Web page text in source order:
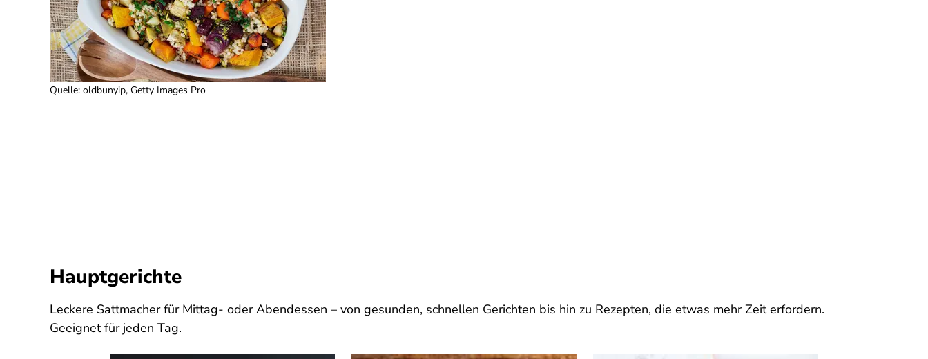
Quelle: oldbunyip, Getty Images Pro
Hauptgerichte
Leckere Sattmacher für Mittag- oder Abendessen – von gesunden, schnellen Gerichten bis hin zu Rezepten, die etwas mehr Zeit erfordern.
Geeignet für jeden Tag.